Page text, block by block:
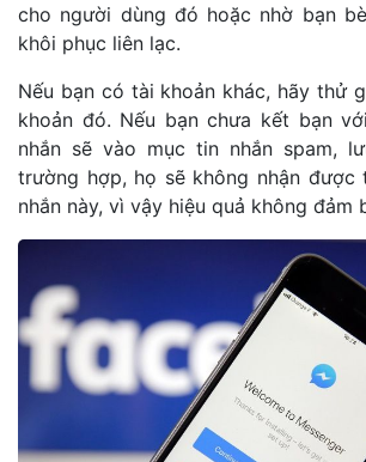
cho người dùng đó hoặc nhờ bạn
khôi phục liên lạc.
Nếu bạn có tài khoản khác, hãy thử
khoản đó. Nếu bạn chưa kết bạn
nhắn sẽ vào mục tin nhắn spam,
trường hợp, họ sẽ không nhận được
nhắn này, vì vậy hiệu quả không đảm